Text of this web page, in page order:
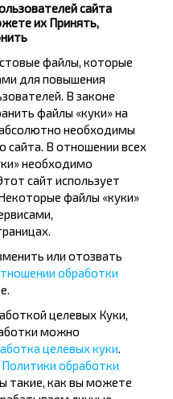
скидки и
INFOBUS.
сайта
их Принять,
файлы, которые
для повышения
В законе
файлы «куки» на
необходимы
сайта. В отношении всех
необходимо
сайт использует
файлы «куки»
или отозвать
обработки
целевых Куки,
можно
целевых куки.
Политики обработки
такие, как вы можете